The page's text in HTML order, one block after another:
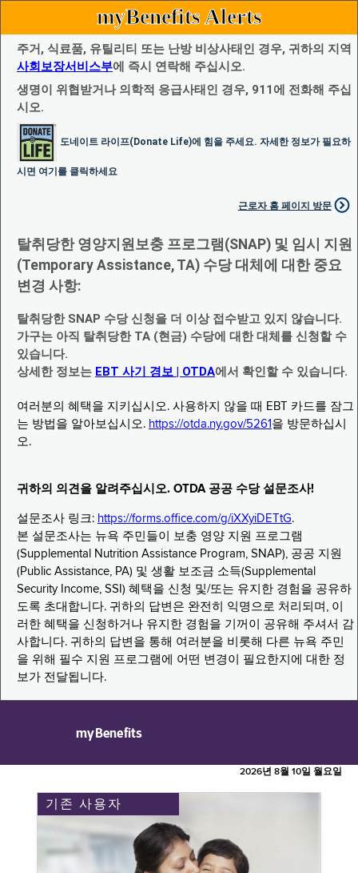
myBenefits Alerts
주거, 식료품, 유틸리티 또는 난방 비상사태인 경우, 귀하의 지역
사회보장서비스부에 즉시 연락해 주십시오.
생명이 위협받거나 의학적 응급사태인 경우, 911에 전화해 주십
시오.
도네이트 라이프(Donate Life)에 힘을 주세요. 자세한 정보가 필요하
시면 여기를 클릭하세요
근로자 홈 페이지 방문
탈취당한 영양지원보충 프로그램(SNAP) 및 임시 지원
(Temporary Assistance, TA) 수당 대체에 대한 중요
변경 사항:
탈취당한 SNAP 수당 신청을 더 이상 접수받고 있지 않습니다.
가구는 아직 탈취당한 TA (현금) 수당에 대한 대체를 신청할 수
있습니다.
상세한 정보는 EBT 사기 경보 | OTDA에서 확인할 수 있습니다.
여러분의 혜택을 지키십시오. 사용하지 않을 때 EBT 카드를 잠그
는 방법을 알아보십시오. https://otda.ny.gov/5261 을 방문하십시
오.
귀하의 의견을 알려주십시오. OTDA 공공 수당 설문조사!
설문조사 링크: https://forms.office.com/g/iXXyiDETtG.
본 설문조사는 뉴욕 주민들이 보충 영양 지원 프로그램
(Supplemental Nutrition Assistance Program, SNAP), 공공 지원
(Public Assistance, PA) 및 생활 보조금 소득(Supplemental
Security Income, SSI) 혜택을 신청 및/또는 유지한 경험을 공유하
도록 초대합니다. 귀하의 답변은 완전히 익명으로 처리되며, 이
러한 혜택을 신청하거나 유지한 경험을 기꺼이 공유해 주셔서 감
사합니다. 귀하의 답변을 통해 여러분을 비롯해 다른 뉴욕 주민
을 위해 필수 지원 프로그램에 어떤 변경이 필요한지에 대한 정
보가 전달됩니다.
myBenefits
2026년 8월 10일 월요일
기존 사용자